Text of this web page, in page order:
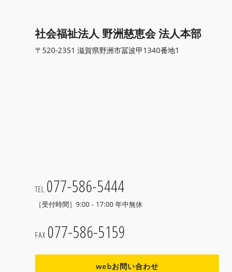
社会福祉法人 野洲慈恵会法人本部
〒520-2351 滋賀県野洲市冨波甲1340番地1
TEL 077-586-5444
［受付時間］9:00 - 17:00 年中無休
FAX 077-586-5159
webお問い合わせ